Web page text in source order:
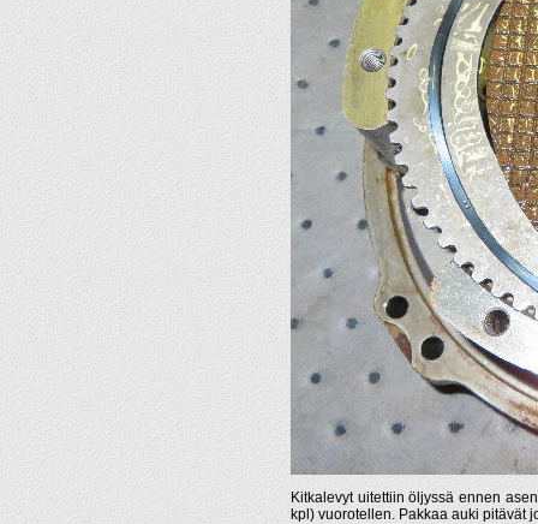
Kitkalevyt uitettiin öljyssä ennen
kpl) vuorotellen. Pakkaa auki pitävät